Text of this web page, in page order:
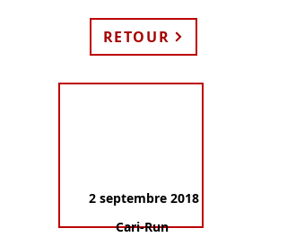
RETOUR
2 septembre 2018
Cari-Run